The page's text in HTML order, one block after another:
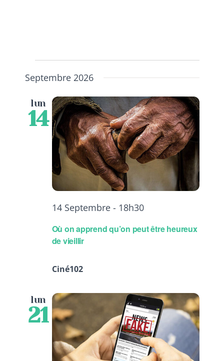
Septembre 2026
lun
14
Où on apprend qu’on peut être heureux
de vieillir
14 Septembre - 18h30
Ciné102
lun
21